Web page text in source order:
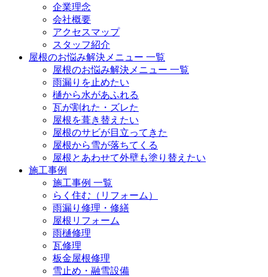
企業理念
会社概要
アクセスマップ
スタッフ紹介
屋根のお悩み解決メニュー 一覧
屋根のお悩み解決メニュー 一覧
雨漏りを止めたい
樋から水があふれる
瓦が割れた・ズレた
屋根を葺き替えたい
屋根のサビが目立ってきた
屋根から雪が落ちてくる
屋根とあわせて外壁も塗り替えたい
施工事例
施工事例 一覧
らく住む（リフォーム）
雨漏り修理・修繕
屋根リフォーム
雨樋修理
瓦修理
板金屋根修理
雪止め・融雪設備